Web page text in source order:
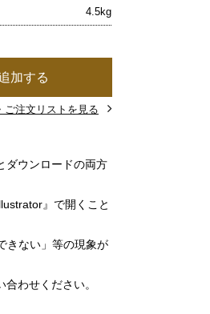
4.5kg
加する
ご注文リストを見る
ダウンロードの両方
』で開くこと
きない」等の現象が
わせください。